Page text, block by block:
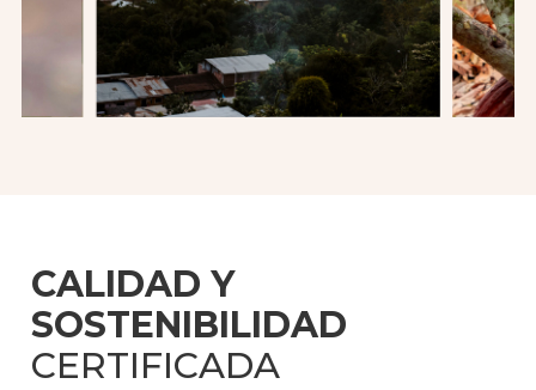
CALIDAD Y
SOSTENIBILIDAD
CERTIFICADA